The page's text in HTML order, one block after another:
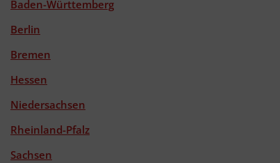
Baden-Württemberg
Berlin
Bremen
Hessen
Niedersachsen
Rheinland-Pfalz
Sachsen